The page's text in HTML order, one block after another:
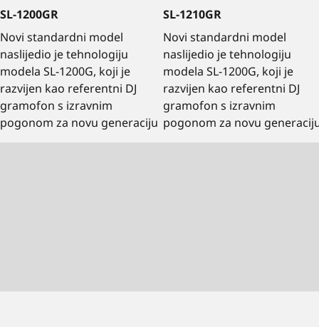
SL-1200GR
Novi standardni model
naslijedio je tehnologiju
modela SL-1200G, koji je
razvijen kao referentni DJ
gramofon s izravnim
pogonom za novu generaciju
SL-1210GR
Novi standardni model
naslijedio je tehnologiju
modela SL-1200G, koji je
razvijen kao referentni DJ
gramofon s izravnim
pogonom za novu